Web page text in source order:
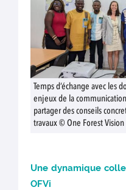
Temps d’échange avec les
enjeux de la
partager des conseils
travaux © One Forest Vision
Une dynamique
OFVi